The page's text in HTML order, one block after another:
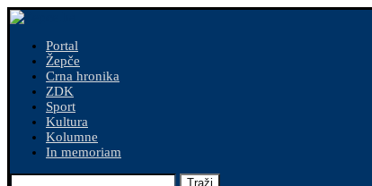
Portal
Žepče
Crna hronika
ZDK
Sport
Kultura
Kolumne
In memoriam
Traži